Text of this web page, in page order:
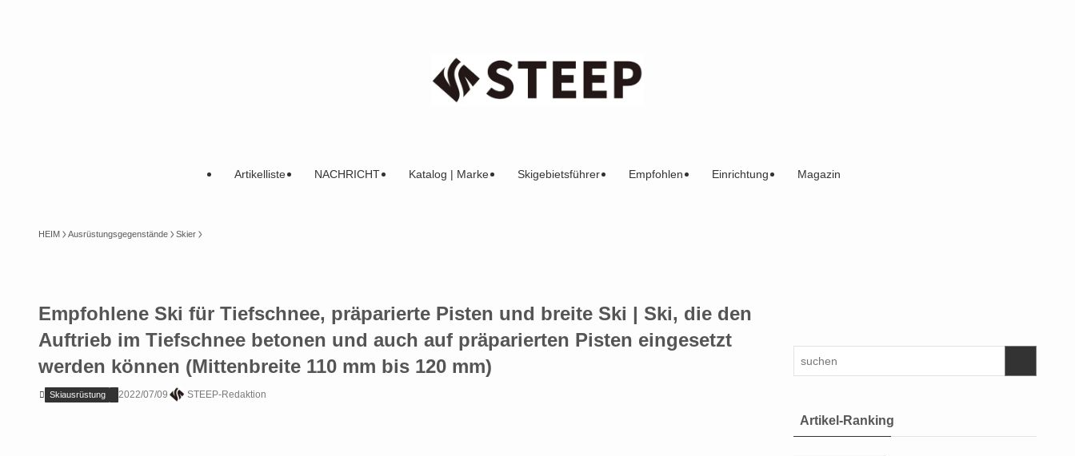
Artikelliste NACHRICHT Katalog | Marke Skigebietsführer Empfohlen Einrichtung Magazin
HEIM Ausrüstungsgegenstände Skier
Empfohlene Ski für Tiefschnee, präparierte Pisten und breite Ski | Ski, die den
Auftrieb im Tiefschnee betonen und auch auf präparierten Pisten eingesetzt
werden können (Mittenbreite 110 mm bis 120 mm)
Skiausrüstung 2022/07/09 STEEP-Redaktion
Artikel-Ranking